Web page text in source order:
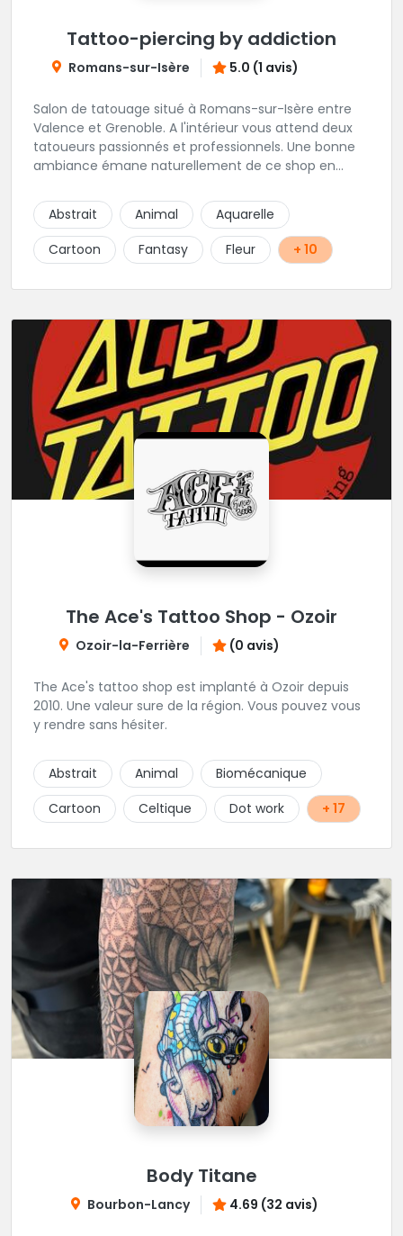
Tattoo-piercing by addiction
Romans-sur-Isère 5.0 (1 avis)
Salon de tatouage situé à Romans-sur-Isère entre
Valence et Grenoble. A l'intérieur vous attend deux
tatoueurs passionnés et professionnels. Une bonne
ambiance émane naturellement de ce shop en
Abstrait
Animal
Aquarelle
Cartoon
Fantasy Fleur + 10
The Ace's Tattoo Shop - Ozoir
Ozoir-la-Ferrière (0 avis)
The Ace's tattoo shop est implanté à Ozoir depuis
2010. Une valeur sure de la région. Vous pouvez vous
y rendre sans hésiter.
Abstrait Animal
Biomécanique
Cartoon
Celtique Dot work + 17
Body Titane
Bourbon-Lancy 4.69 (32 avis)